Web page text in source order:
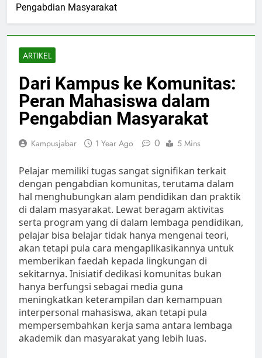
Pengabdian Masyarakat
ARTIKEL
Dari Kampus ke Komunitas:
Peran Mahasiswa dalam
Pengabdian Masyarakat
Kampusjabar 1 Year Ago 0 5 Mins
Pelajar memiliki tugas sangat signifikan terkait
dengan pengabdian komunitas, terutama dalam
hal menghubungkan alam pendidikan dan praktik
di dalam masyarakat. Lewat beragam aktivitas
serta program yang di dalam lembaga pendidikan,
pelajar bisa belajar tidak hanya mengenai teori,
akan tetapi pula cara mengaplikasikannya untuk
memberikan faedah kepada lingkungan di
sekitarnya. Inisiatif dedikasi komunitas bukan
hanya berfungsi sebagai media guna
meningkatkan keterampilan dan kemampuan
interpersonal mahasiswa, akan tetapi pula
mempersembahkan kerja sama antara lembaga
akademik dan masyarakat yang lebih luas.